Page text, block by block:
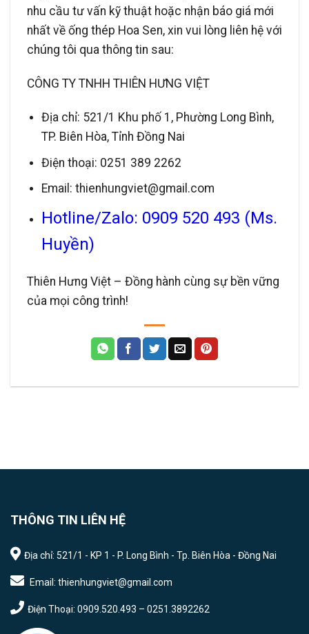
nhu cầu tư vấn kỹ thuật hoặc nhận báo giá mới
nhất về ống thép Hoa Sen, xin vui lòng liên hệ với
chúng tôi qua thông tin sau:
CÔNG TY TNHH THIÊN HƯNG VIỆT
Địa chỉ: 521/1 Khu phố 1, Phường Long Bình,
TP. Biên Hòa, Tỉnh Đồng Nai
Điện thoại: 0251 389 2262
Email: thienhungviet@gmail.com
Hotline/Zalo: 0909 520 493 (Ms.
Huyền)
Thiên Hưng Việt – Đồng hành cùng sự bền vững
của mọi công trình!
THÔNG TIN LIÊN HỆ
Địa chỉ: 521/1 - KP 1 - P. Long Bình - Tp. Biên Hòa - Đồng Nai
Email: thienhungviet@gmail.com
Điện Thoại: 0909.520.493 – 0251.3892262